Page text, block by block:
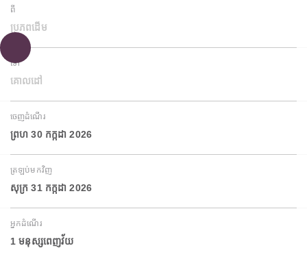
ពី
ប្រភពដើម
ទៅ
គោលដៅ
ចេញដំណើរ
ព្រហ 30 កក្កដា 2026
ត្រឡប់មកវិញ
សុក្រ 31 កក្កដា 2026
អ្នកដំណើរ
1 មនុស្សពេញវ័យ